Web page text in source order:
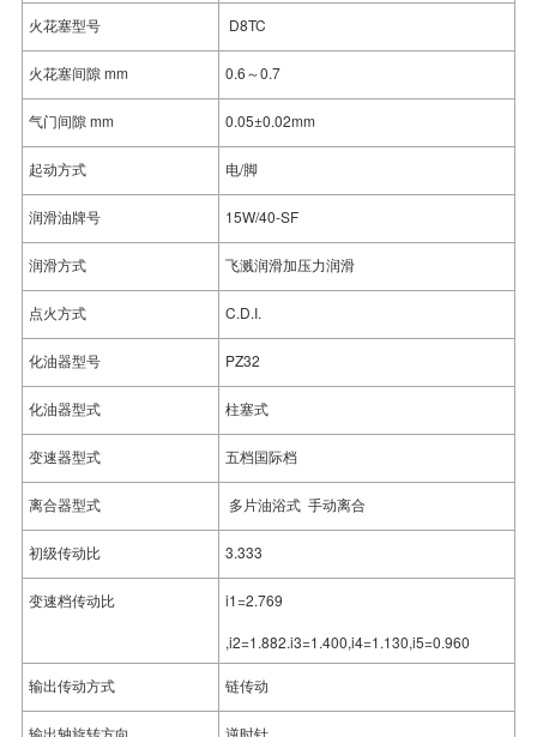
火花塞型号 D8TC
火花塞间隙 mm 0.6～0.7
气门间隙 mm 0.05±0.02mm
起动方式 电/脚
润滑油牌号 15W/40-SF
润滑方式 飞溅润滑加压力润滑
点火方式 C.D.I.
化油器型号 PZ32
化油器型式 柱塞式
变速器型式 五档国际档
离合器型式 多片油浴式 手动离合
初级传动比 3.333
变速档传动比 i1=2.769
,i2=1.882.i3=1.400,i4=1.130,i5=0.960
输出传动方式 链传动